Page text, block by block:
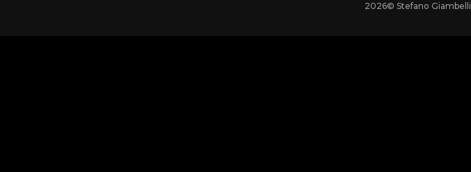
2026© Stefano